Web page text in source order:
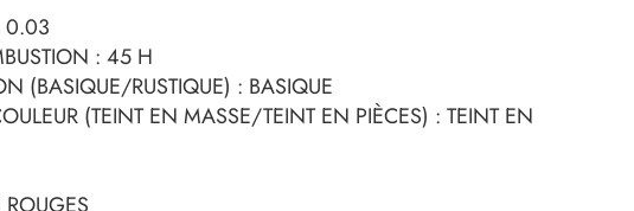
0.03
: 45 H
(BASIQUE/RUSTIQUE) : BASIQUE
(TEINT EN MASSE/TEINT EN PIÈCES) : TEINT EN
ROUGES